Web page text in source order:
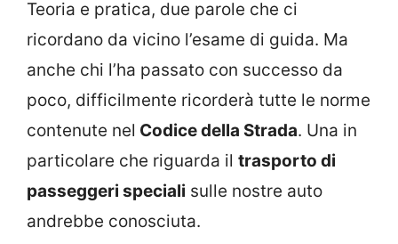
Teoria e pratica, due parole che ci
ricordano da vicino l’esame di guida. Ma
anche chi l’ha passato con successo da
poco, difficilmente ricorderà tutte le norme
contenute nel Codice della Strada. Una in
particolare che riguarda il trasporto di
passeggeri speciali sulle nostre auto
andrebbe conosciuta.